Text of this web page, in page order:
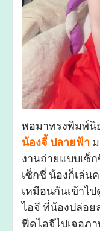
พอมาทรงพิมพ์นิ
น้องจี้ ปลายฟ้า
งานถ่ายแบบเซ็
เซ็กซี่ น้องก็เล่น
เหมือนกันเข้าไ
ไอจี ที่น้องปล่อย
ฟีดไอจีไปเจอภ